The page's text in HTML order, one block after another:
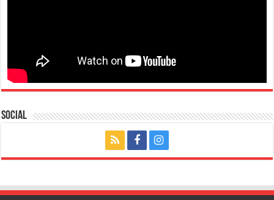
Social